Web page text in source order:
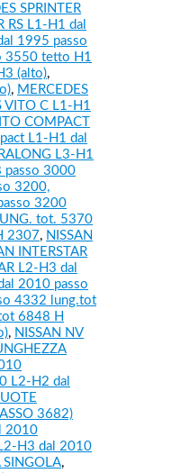
SPRINTER
RS L1-H1 dal
1995 passo
3550 tetto H1
(alto),
, MERCEDES
VITO C L1-H1
COMPACT
L1-H1 dal
L3-H1
passo 3000
3200,
3200
tot. 5370
2307, NISSAN
INTERSTAR
L2-H3 dal
2010 passo
4332 lung.tot
6848 H
, NISSAN NV
L2-H2 dal
3682)
2010
H3 dal 2010
,